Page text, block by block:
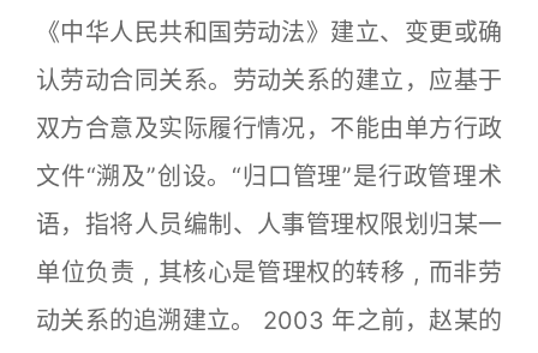
《中华人民共和国劳动法》建立、变更或确
认劳动合同关系。劳动关系的建立，应基于
双方合意及实际履行情况，不能由单方行政
文件“溯及”创设。“归口管理”是行政管理术
语，指将人员编制、人事管理权限划归某一
单位负责 , 其核心是管理权的转移 , 而非劳
动关系的追溯建立。 2003 年之前，赵某的